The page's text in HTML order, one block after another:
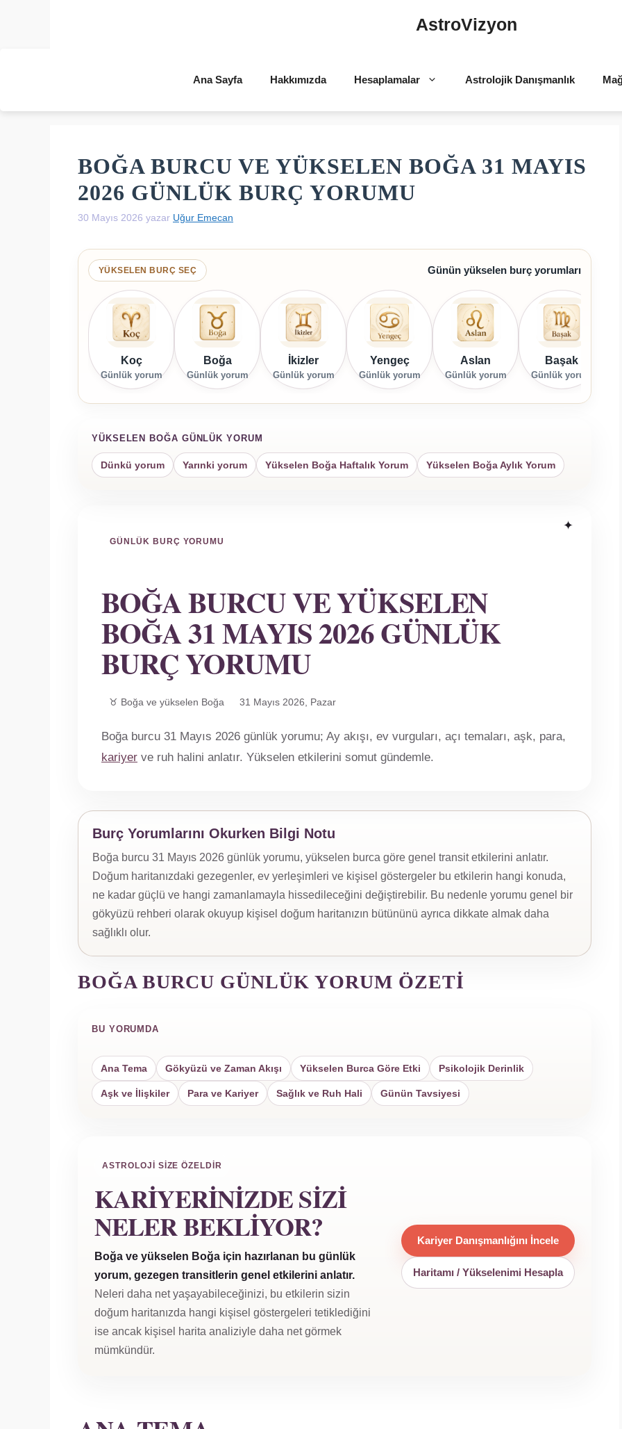
AstroVizyon
Ana Sayfa Hakkımızda Hesaplamalar Astrolojik Danışmanlık
BOĞA BURCU VE YÜKSELEN BOĞA 31 MAYIS
2026 GÜNLÜK BURÇ YORUMU
30 Mayıs 2026 yazar Uğur Emecan
YÜKSELEN BURÇ SEÇ Günün yükselen burç yorumları
Koç
Günlük yorum
Boğa
Günlük yorum
İkizler
Günlük yorum
Yengeç
Günlük yorum
Aslan
Günlük yorum
Başak
Günlük yorum
YÜKSELEN BOĞA GÜNLÜK YORUM
Dünkü yorum Yarınki yorum Yükselen Boğa Haftalık Yorum Yükselen Boğa Aylık Yorum
GÜNLÜK BURÇ YORUMU
BOĞA BURCU VE YÜKSELEN
BOĞA 31 MAYIS 2026 GÜNLÜK
BURÇ YORUMU
♉ Boğa ve yükselen Boğa 31 Mayıs 2026, Pazar
Boğa burcu 31 Mayıs 2026 günlük yorumu; Ay akışı, ev vurguları, açı temaları, aşk, para,
kariyer ve ruh halini anlatır. Yükselen etkilerini somut gündemle.
Burç Yorumlarını Okurken Bilgi Notu
Boğa burcu 31 Mayıs 2026 günlük yorumu, yükselen burca göre genel transit etkilerini anlatır.
Doğum haritanızdaki gezegenler, ev yerleşimleri ve kişisel göstergeler bu etkilerin hangi konuda,
ne kadar güçlü ve hangi zamanlamayla hissedileceğini değiştirebilir. Bu nedenle yorumu genel bir
gökyüzü rehberi olarak okuyup kişisel doğum haritanızın bütününü ayrıca dikkate almak daha
sağlıklı olur.
BOĞA BURCU GÜNLÜK YORUM ÖZETI
BU YORUMDA
Ana Tema Gökyüzü ve Zaman Akışı Yükselen Burca Göre Etki Psikolojik Derinlik
Aşk ve İlişkiler Para ve Kariyer Sağlık ve Ruh Hali Günün Tavsiyesi
ASTROLOJI SIZE ÖZELDIR
KARIYERINIZDE SIZI
NELER BEKLIYOR?
Boğa ve yükselen Boğa için hazırlanan bu günlük
yorum, gezegen transitlerin genel etkilerini anlatır.
Neleri daha net yaşayabileceğinizi, bu etkilerin sizin
doğum haritanızda hangi kişisel göstergeleri tetiklediğini
ise ancak kişisel harita analiziyle daha net görmek
mümkündür.
Kariyer Danışmanlığını İncele
Haritamı / Yükselenimi Hesapla